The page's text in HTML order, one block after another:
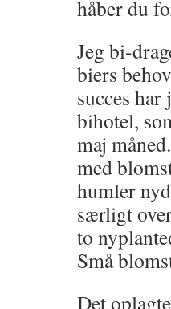
håber du
Jeg bi-
biers
succes
bihotel,
maj
med
humler
særligt
to
Små
Det